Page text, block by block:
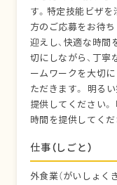
す。特定技能ビザを
方のご応募をお待
迎えし、快適な時間
切にしながら、丁寧
ームワークを大切
ただきます。 明る
提供してください。
時間を提供してくだ
仕事（しごと）
外食業（がいしょく